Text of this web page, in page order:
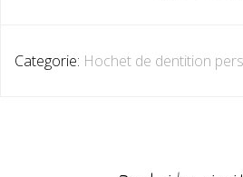
Categorie: Hochet de dentition